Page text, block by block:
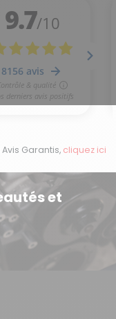
Garantis, cliquez ici
et